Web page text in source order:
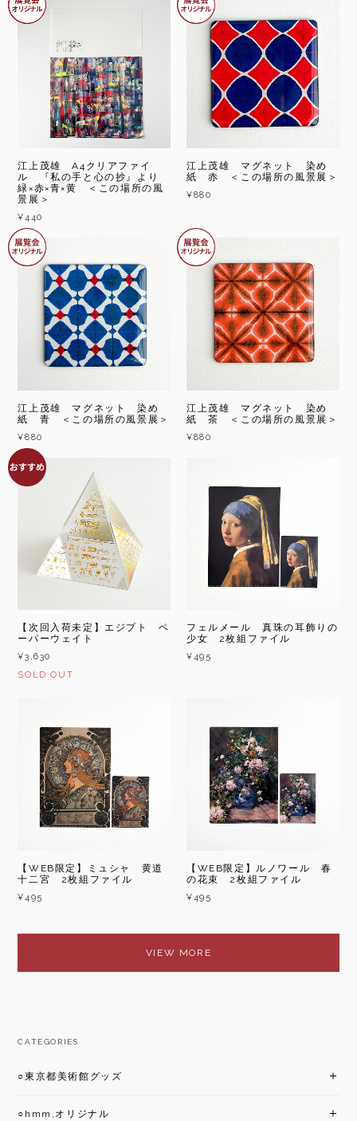
江上茂雄 A4クリアファイ
ル 『私の手と心の抄』より
緑×赤×青×黄 ＜この場所の風
景展＞
¥440
江上茂雄 マグネット 染め
紙 赤 ＜この場所の風景展＞
¥880
江上茂雄 マグネット 染め
紙 青 ＜この場所の風景展＞
¥880
江上茂雄 マグネット 染め
紙 茶 ＜この場所の風景展＞
¥880
【次回入荷未定】エジプト ペ
ーパーウェイト
¥3,630
SOLD OUT
フェルメール 真珠の耳飾りの
少女 2枚組ファイル
¥495
【WEB限定】ミュシャ 黄道
十二宮 2枚組ファイル
¥495
【WEB限定】ルノワール 春
の花束 2枚組ファイル
¥495
VIEW MORE
CATEGORIES
○東京都美術館グッズ
○hmm,オリジナル